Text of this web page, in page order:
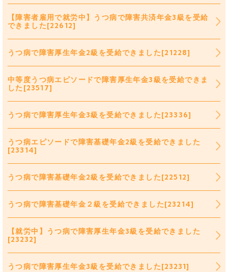
【障害者雇用で就労中】うつ病で障害共済年金3級を受給
できました[22612]
うつ病で障害厚生年金2級を受給できました[21228]
中等度うつ病エピソードで障害厚生年金3級を受給できま
した[23517]
うつ病で障害厚生年金3級を受給できました[23336]
うつ病エピソードで障害基礎年金2級を受給できました
[23314]
うつ病で障害基礎年金2級を受給できました[22512]
うつ病で障害基礎年金２級を受給できました[23214]
【就労中】うつ病で障害厚生年金3級を受給できました
[23232]
うつ病で障害厚生年金3級を受給できました[23231]